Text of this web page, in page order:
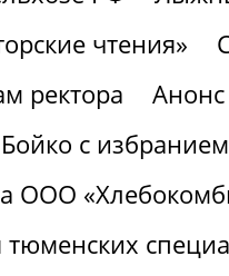
чтения»
ректора
с
ООО